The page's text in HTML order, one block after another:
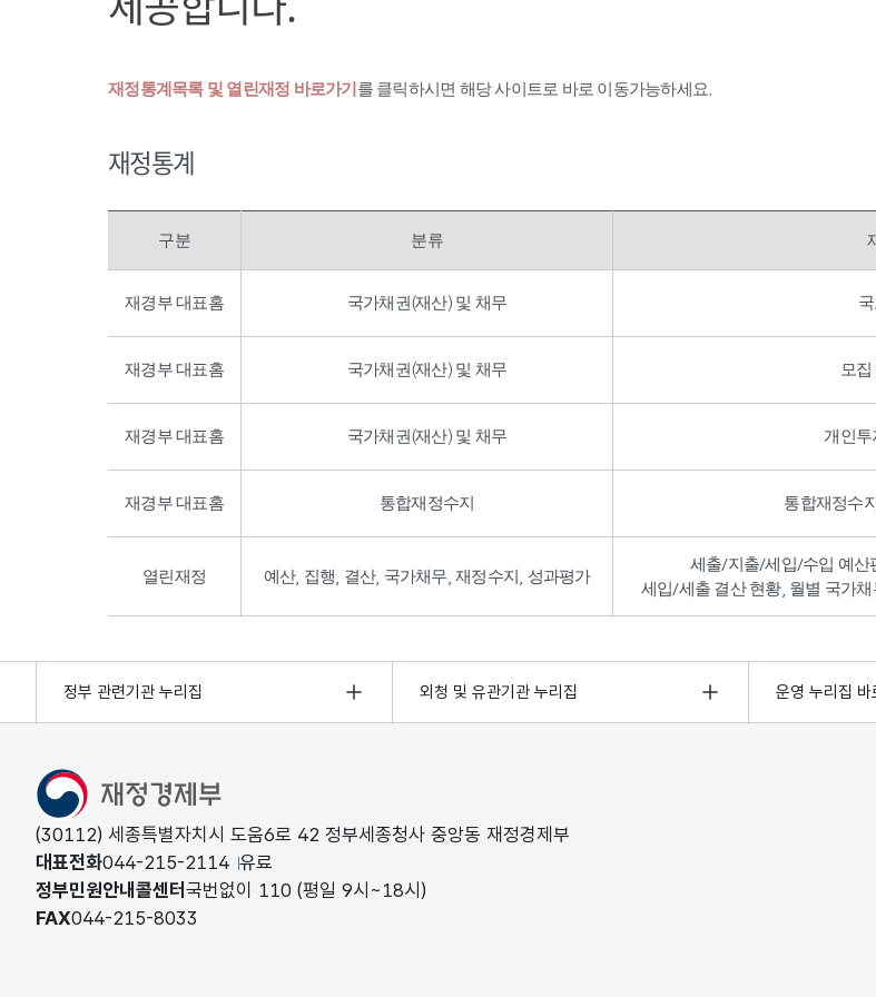
재정통계목록 및 열린재정 바로가기 를 클릭하시면 해당 사이트로 바로 이동가능하세요.
재정통계
구분 분류
재경부 대표홈 국가채권(재산) 및 채무
재경부 대표홈 국가채권(재산) 및 채무 모
재경부 대표홈 국가채권(재산) 및 채무 개인투
재경부 대표홈 통합재정수지 통합재정수
열린재정 예산, 집행, 결산, 국가채무, 재정수지, 성과평가
세출/지출/세입/수입 예산
세입/세출 결산 현황, 월별 국가
정부 관련기관 누리집 외청 및 유관기관 누리집 운영 누리집 바
(30112) 세종특별자치시 도움6로 42 정부세종청사 중앙동 재정경제부
대표전화044-215-2114 유료
정부민원안내콜센터 국번없이 110 (평일 9시~18시)
FAX044-215-8033